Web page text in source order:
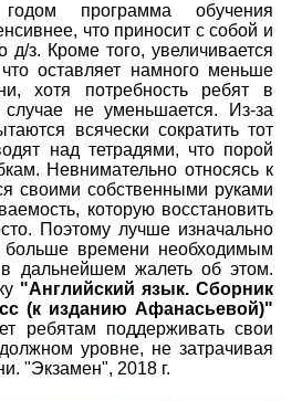
программа обучения
что приносит с собой и
д/з. Кроме того, увеличивается
оставляет намного меньше
хотя потребность ребят в
не уменьшается. Из-за
всячески сократить тот
над тетрадями, что порой
Невнимательно относясь к
своими собственными руками
которую восстановить
Поэтому лучше изначально
больше времени необходимым
дальнейшем жалеть об этом.
"Английский язык. Сборник
(к изданию Афанасьевой)"
ребятам поддерживать свои
уровне, не затрачивая
"Экзамен", 2018 г.